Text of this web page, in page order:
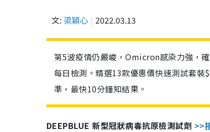
文: 梁穎心 2022.03.13
第5波疫情仍嚴峻，Omicron感染力強，
每日檢測。精選13款優惠價快速測試套
準，最快10分鐘知結果。
DEEPBLUE 新型冠狀病毒抗原檢測試劑 >>